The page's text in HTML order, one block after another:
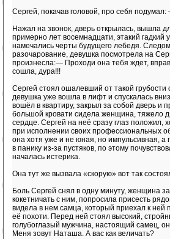
Сергей, покачав головой, про себя
Нажал на звонок, дверь открылась, вышла
примерно лет восемнадцати, этакий гадкий
намечались черты будущего лебедя.
разочарование, девушка посмотрела на
произнесла:— Проходи она тебя ждет,
сошла, дура!!!
Сергей стоял ошалевший от такой грубости
девушка уже вошла в лифт и спускалась
вошёл в квартиру, закрыл за собой дверь и
большой кровати сидела женщина, тяжело
сердце. Сергей на неё сразу глаз положил,
при исполнении своих профессиональных
она хотя уже и не юная, но импульсивная, а
в панику из-за пустяков, по этому
началась истерика.
Она тут же вызвала «скорую» вот так
Боль Сергей снял в одну минуту, женщина
кокетничать с ним, попросила присесть
видела в нем самца, который приехал к ней
её похоти. Перед ней стоял высокий,
голубоглазый мужчина, настоящий самец,
Меня зовут Наташа. А вас как величать?